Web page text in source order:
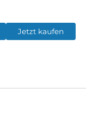
Jetzt kaufen